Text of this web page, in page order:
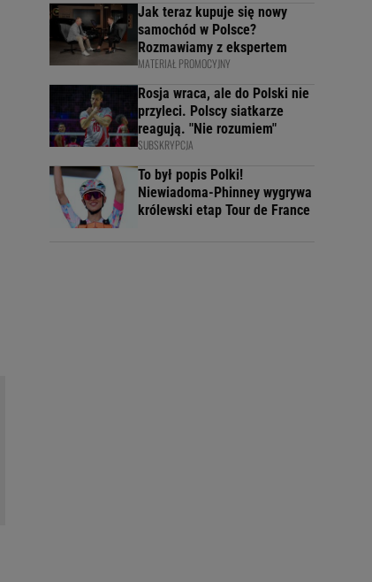
Jak teraz kupuje się nowy
samochód w Polsce?
Rozmawiamy z ekspertem
MATERIAŁ PROMOCYJNY
Rosja wraca, ale do Polski nie
przyleci. Polscy siatkarze
reagują. "Nie rozumiem"
SUBSKRYPCJA
To był popis Polki!
Niewiadoma-Phinney wygrywa
królewski etap Tour de France